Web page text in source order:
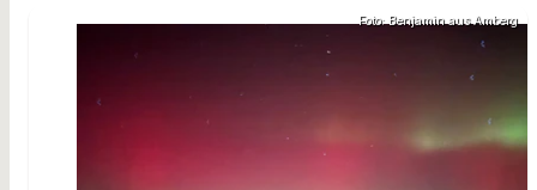
Foto: Benjamin aus Amberg